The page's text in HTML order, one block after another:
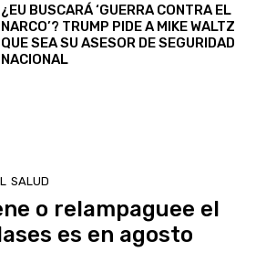
¿EU BUSCARÁ ‘GUERRA CONTRA EL
NARCO’? TRUMP PIDE A MIKE WALTZ
QUE SEA SU ASESOR DE SEGURIDAD
NACIONAL